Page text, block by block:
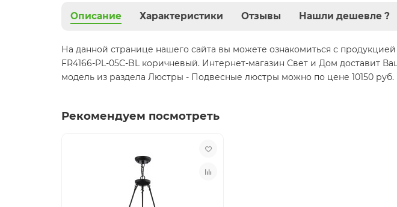
Описание Характеристики Отзывы Нашли дешевле ?
На данной странице нашего сайта вы можете ознакомиться с
FR4166-PL-05C-BL коричневый. Интернет-магазин Свет и Дом доставит
модель из раздела Люстры - Подвесные люстры можно по цене 10150 руб.
Рекомендуем посмотреть